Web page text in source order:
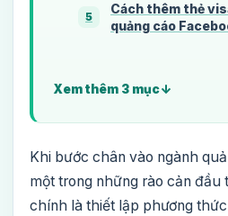
5
Cách thêm thẻ
quảng cáo
Xem thêm 3 mục
Khi bước chân vào ngành
một trong những rào cản đầu
chính là thiết lập phương